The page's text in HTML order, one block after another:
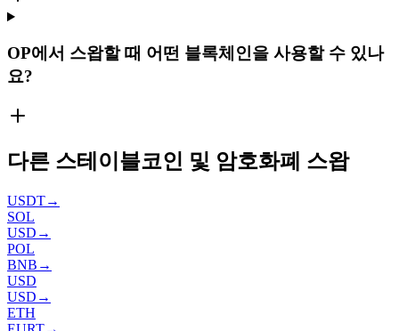
OP에서 스왑할 때 어떤 블록체인을 사용할 수 있나
요?
다른 스테이블코인 및 암호화폐 스왑
USDT→
SOL
USD →
POL
BNB →
USD
USD →
ETH